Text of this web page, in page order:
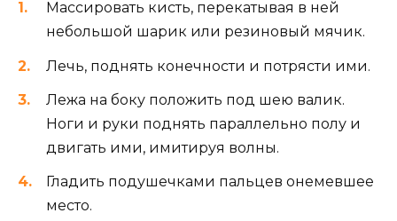
Массировать кисть, перекатывая в ней
небольшой шарик или резиновый мячик.
Лечь, поднять конечности и потрясти ими.
Лежа на боку положить под шею валик.
Ноги и руки поднять параллельно полу и
двигать ими, имитируя волны.
Гладить подушечками пальцев онемевшее
место.